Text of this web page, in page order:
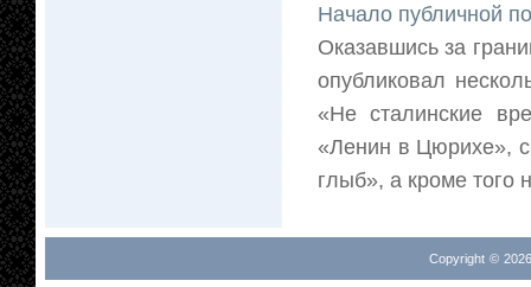
Начало публичной
Оказавшись за
опубликовал
«Не сталинские
«Ленин в Цюрихе»,
глыб», а кроме того
Copyright ©